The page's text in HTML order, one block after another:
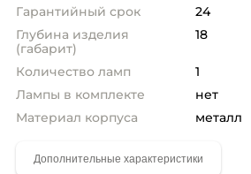
Гарантийный срок
24
Глубина изделия
(габарит)
18
Количество ламп
1
Лампы в комплекте
нет
Материал корпуса
металл